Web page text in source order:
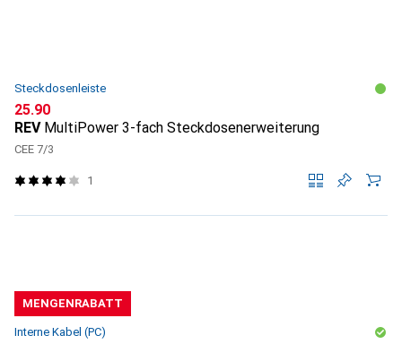
Steckdosenleiste
CHF
25.90
REV MultiPower 3-fach Steckdosenerweiterung
CEE 7/3
1
MENGENRABATT
Interne Kabel (PC)